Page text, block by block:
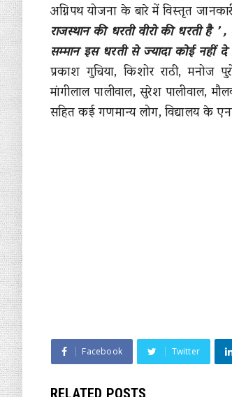
अग्निपथ योजना के बारे में विस्तृत
राजस्थान की धरती वीरो की धरती
सम्मान इस धरती से ज्यादा कोई नहीं
प्रकाश गुचिया, किशोर राठी, मनोज
मांगीलाल पालीवाल, सुरेश पालीवाल,
सहित कई गणमान्य लोग, विद्यालय के
Facebook Twitter